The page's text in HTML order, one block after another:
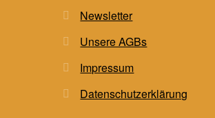
Newsletter
Unsere AGBs
Impressum
Datenschutzerklärung